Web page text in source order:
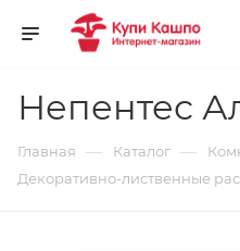
Непентес
Главная — Каталог —
Декоративно-лиственные